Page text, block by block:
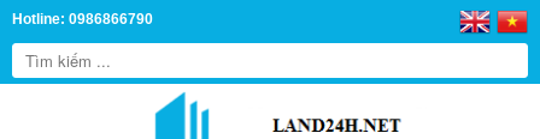
Hotline: 0986866790